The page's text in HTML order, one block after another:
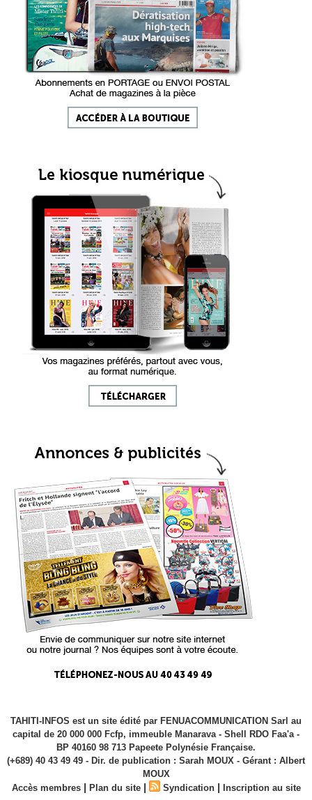
TAHITI-INFOS est un site édité par FENUACOMMUNICATION Sarl au
capital de 20 000 000 Fcfp, immeuble Manarava - Shell RDO Faa'a -
BP 40160 98 713 Papeete Polynésie Française.
(+689) 40 43 49 49 - Dir. de publication : Sarah MOUX - Gérant : Albert
MOUX
Accès membres | Plan du site | Syndication | Inscription au site